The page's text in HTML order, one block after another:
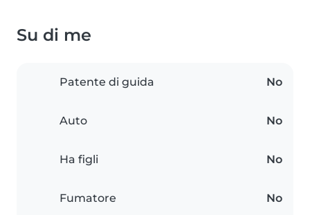
Su di me
Patente di guida No
Auto No
Ha figli No
Fumatore No